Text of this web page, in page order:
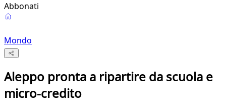
Abbonati
Mondo
Aleppo pronta a ripartire da scuola e
micro-credito